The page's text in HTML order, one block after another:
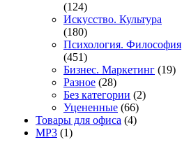
(124)
Искусство. Культура
(180)
Психология. Философия
(451)
Бизнес. Маркетинг (19)
Разное (28)
Без категории (2)
Уцененные (66)
Товары для офиса (4)
MP3 (1)